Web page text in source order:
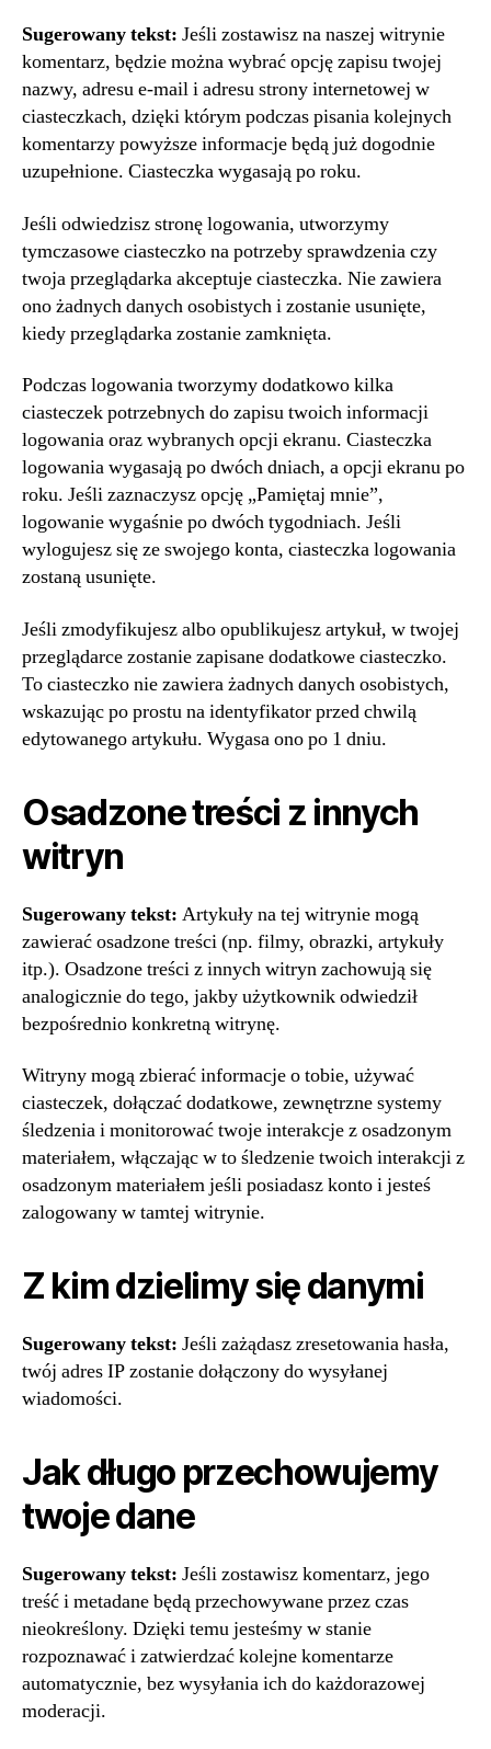
Sugerowany tekst: Jeśli zostawisz na naszej witrynie
komentarz, będzie można wybrać opcję zapisu twojej
nazwy, adresu e-mail i adresu strony internetowej w
ciasteczkach, dzięki którym podczas pisania kolejnych
komentarzy powyższe informacje będą już dogodnie
uzupełnione. Ciasteczka wygasają po roku.
Jeśli odwiedzisz stronę logowania, utworzymy
tymczasowe ciasteczko na potrzeby sprawdzenia czy
twoja przeglądarka akceptuje ciasteczka. Nie zawiera
ono żadnych danych osobistych i zostanie usunięte,
kiedy przeglądarka zostanie zamknięta.
Podczas logowania tworzymy dodatkowo kilka
ciasteczek potrzebnych do zapisu twoich informacji
logowania oraz wybranych opcji ekranu. Ciasteczka
logowania wygasają po dwóch dniach, a opcji ekranu po
roku. Jeśli zaznaczysz opcję „Pamiętaj mnie”,
logowanie wygaśnie po dwóch tygodniach. Jeśli
wylogujesz się ze swojego konta, ciasteczka logowania
zostaną usunięte.
Jeśli zmodyfikujesz albo opublikujesz artykuł, w twojej
przeglądarce zostanie zapisane dodatkowe ciasteczko.
To ciasteczko nie zawiera żadnych danych osobistych,
wskazując po prostu na identyfikator przed chwilą
edytowanego artykułu. Wygasa ono po 1 dniu.
Osadzone treści z innych
witryn
Sugerowany tekst: Artykuły na tej witrynie mogą
zawierać osadzone treści (np. filmy, obrazki, artykuły
itp.). Osadzone treści z innych witryn zachowują się
analogicznie do tego, jakby użytkownik odwiedził
bezpośrednio konkretną witrynę.
Witryny mogą zbierać informacje o tobie, używać
ciasteczek, dołączać dodatkowe, zewnętrzne systemy
śledzenia i monitorować twoje interakcje z osadzonym
materiałem, włączając w to śledzenie twoich interakcji z
osadzonym materiałem jeśli posiadasz konto i jesteś
zalogowany w tamtej witrynie.
Z kim dzielimy się danymi
Sugerowany tekst: Jeśli zażądasz zresetowania hasła,
twój adres IP zostanie dołączony do wysyłanej
wiadomości.
Jak długo przechowujemy
twoje dane
Sugerowany tekst: Jeśli zostawisz komentarz, jego
treść i metadane będą przechowywane przez czas
nieokreślony. Dzięki temu jesteśmy w stanie
rozpoznawać i zatwierdzać kolejne komentarze
automatycznie, bez wysyłania ich do każdorazowej
moderacji.